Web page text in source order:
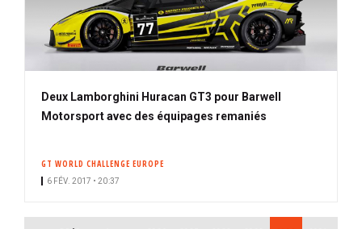
Deux Lamborghini Huracan GT3 pour Barwell
Motorsport avec des équipages remaniés
GT WORLD CHALLENGE EUROPE
6 FÉV. 2017 • 20:37